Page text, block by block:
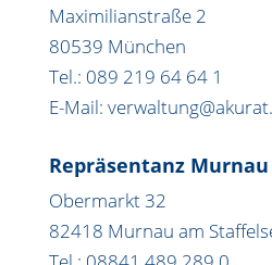
Maximilianstraße 2
80539 München
Tel.: 089 219 64 64 1
E-Mail:
Repräsentanz
Obermarkt 32
82418 Murnau am